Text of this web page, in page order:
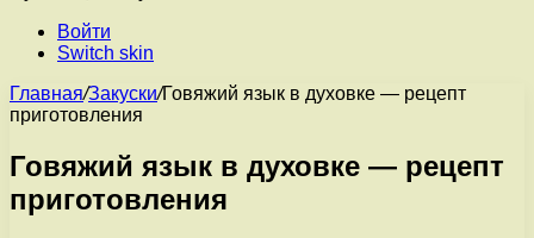
Войти
Switch skin
Главная/Закуски/Говяжий язык в духовке — рецепт
приготовления
Говяжий язык в духовке — рецепт
приготовления